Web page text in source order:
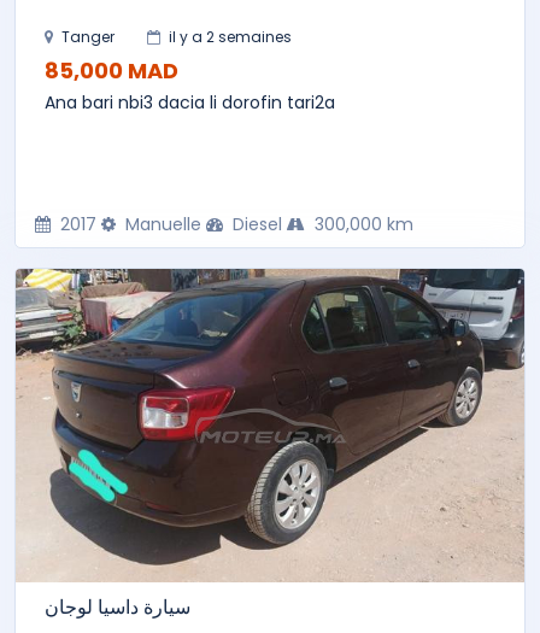
Tanger il y a 2 semaines
85,000 MAD
Ana bari nbi3 dacia li dorofin tari2a
2017 Manuelle Diesel 300,000 km
سيارة داسيا لوجان